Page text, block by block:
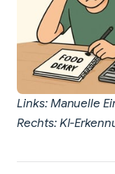
Links: Manuelle
Rechts: KI-